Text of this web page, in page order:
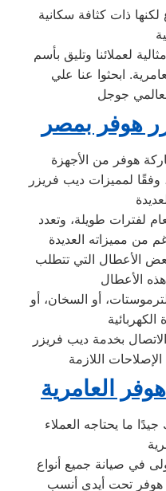
ذات كثافة سكانية
لعملائنا وتليق بأسم
ابحثوا عنا علي
جوجل
هوفر بمصر
وفقًا لمميزات ديب فريزر
لفترات طويلة، وتعدد
الأعطال التي تتطلب
أو السخان، أو
بخدمة ديب فريزر
العامرية
في صيانة جميع أنواع
هوفر تحت أيدي أنسب